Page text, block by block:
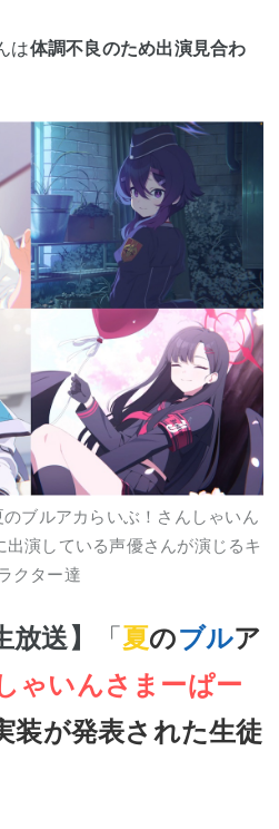
は体調不良のため出演見合わ
ブルアカらいぶ！さんしゃいん
演している声優さんが演じるキ
クター達
送】 「夏のブルア
ゃいんさまーぱー
装が発表された生徒